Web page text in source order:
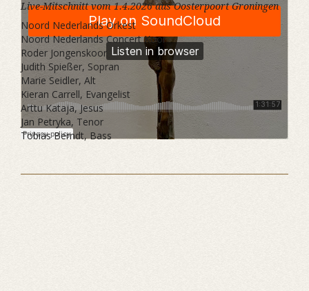
Live-Mitschnitt vom 1.4.2026 aus Oosterpoort Groningen
Noord Nederlands Orkest
Noord Nederlands Concert Koor
Roder Jongenskoor
Judith Spießer, Sopran
Marie Seidler, Alt
Kieran Carrell, Evangelist
Arttu Kataja, Jesus
Jan Petryka, Tenor
Tobias Berndt, Bass